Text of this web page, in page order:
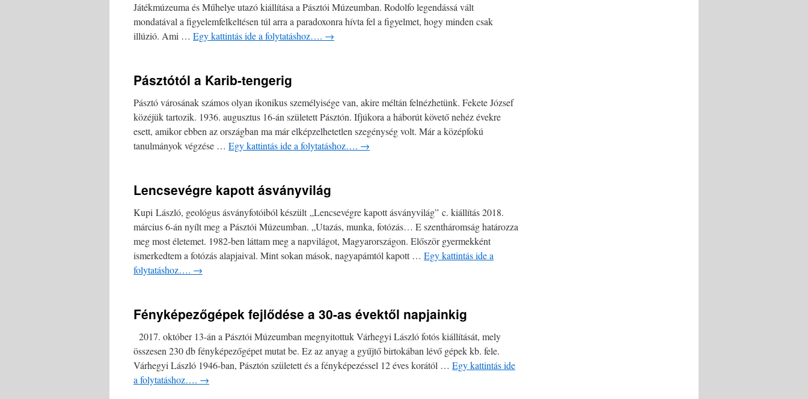
Játékmúzeuma és Műhelye utazó kiállítása a Pásztói Múzeumban. Rodolfo legendássá vált
mondatával a figyelemfelkeltésen túl arra a paradoxonra hívta fel a figyelmet, hogy minden csak
illúzió. Ami … Egy kattintás ide a folytatáshoz…. →
Pásztótól a Karib-tengerig
Pásztó városának számos olyan ikonikus személyisége van, akire méltán felnézhetünk. Fekete József
közéjük tartozik. 1936. augusztus 16-án született Pásztón. Ifjúkora a háborút követő nehéz évekre
esett, amikor ebben az országban ma már elképzelhetetlen szegénység volt. Már a középfokú
tanulmányok végzése … Egy kattintás ide a folytatáshoz…. →
Lencsevégre kapott ásványvilág
Kupi László, geológus ásványfotóiból készült „Lencsevégre kapott ásványvilág” c. kiállítás 2018.
március 6-án nyílt meg a Pásztói Múzeumban. „Utazás, munka, fotózás… E szentháromság határozza
meg most életemet. 1982-ben láttam meg a napvilágot, Magyarországon. Először gyermekként
ismerkedtem a fotózás alapjaival. Mint sokan mások, nagyapámtól kapott … Egy kattintás ide a
folytatáshoz…. →
Fényképezőgépek fejlődése a 30-as évektől napjainkig
2017. október 13-án a Pásztói Múzeumban megnyitottuk Várhegyi László fotós kiállítását, mely
összesen 230 db fényképezőgépet mutat be. Ez az anyag a gyűjtő birtokában lévő gépek kb. fele.
Várhegyi László 1946-ban, Pásztón született és a fényképezéssel 12 éves korától … Egy kattintás ide
a folytatáshoz…. →